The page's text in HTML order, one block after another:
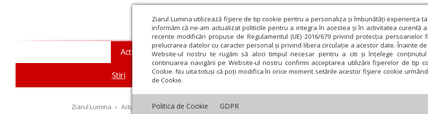
Ziarul Lumina utilizează fişiere de tip cookie pentru a personaliza și îmbunătăți experiența
informăm că ne-am actualizat politicile pentru a integra în acestea și în activitatea curentă
recente modificări propuse de Regulamentul (UE) 2016/679 privind protecția persoanelor
prelucrarea datelor cu caracter personal și privind libera circulație a acestor date. Înainte
Website-ul nostru te rugăm să aloci timpul necesar pentru a citi și înțelege conținutul
continuarea navigării pe Website-ul nostru confirmi acceptarea utilizării fişierelor de tip
Cookie. Nu uita totuși că poți modifica în orice moment setările acestor fişiere cookie
de Cookie.
Politica de Cookie GDPR
Actualitate religioasă
Știri Mesaje și cuvântări An omagial Comunicate de presă Documentar
Teologie și spiritualitate Educaţie și Cultură
Ziarul Lumina › Actualitate religioasă › Știri › Un nou consilier patriarhal